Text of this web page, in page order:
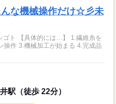
な機械操作だけ☆彡未
維糸を
操作 3.機械加工が始まる 4.完成品
駅（徒歩 22分）